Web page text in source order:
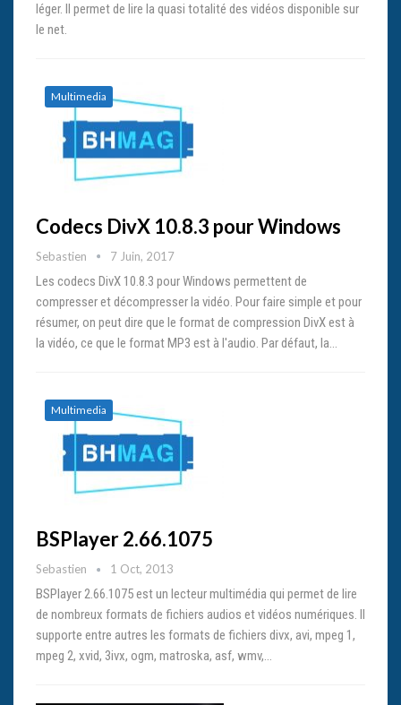
léger. Il permet de lire la quasi totalité des vidéos disponible sur
le net.
Multimedia
Codecs DivX 10.8.3 pour Windows
Sebastien 7 Juin, 2017
Les codecs DivX 10.8.3 pour Windows permettent de
compresser et décompresser la vidéo. Pour faire simple et pour
résumer, on peut dire que le format de compression DivX est à
la vidéo, ce que le format MP3 est à l'audio. Par défaut, la…
Multimedia
BSPlayer 2.66.1075
Sebastien 1 Oct, 2013
BSPlayer 2.66.1075 est un lecteur multimédia qui permet de lire
de nombreux formats de fichiers audios et vidéos numériques. Il
supporte entre autres les formats de fichiers divx, avi, mpeg 1,
mpeg 2, xvid, 3ivx, ogm, matroska, asf, wmv,…